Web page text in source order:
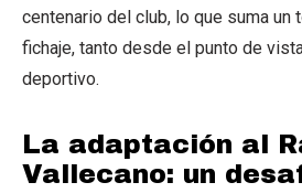
centenario del club, lo que suma un
fichaje, tanto desde el punto de
deportivo.
La adaptación al
Vallecano: un